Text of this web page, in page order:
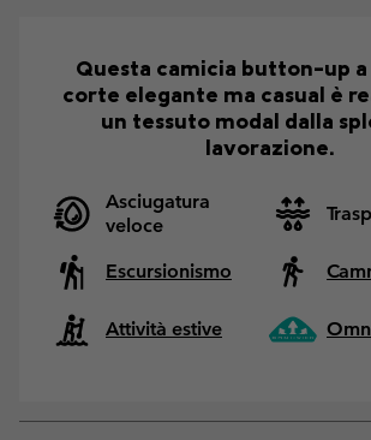
Questa camicia button-up
corte elegante ma casual è
un tessuto modal dalla
lavorazione.
Asciugatura
veloce
Escursionismo
Attività estive